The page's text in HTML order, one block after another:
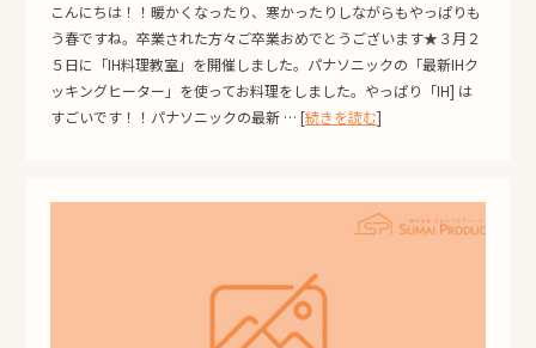
こんにちは！！暖かくなったり、寒かったりしながらもやっぱりも
う春ですね。卒業された方々ご卒業おめでとうございます★３月２
５日に「IH料理教室」を開催しました。パナソニックの「最新IHク
ッキングヒーター」を使ってお料理をしました。やっぱり「IH] は
すごいです！！パナソニックの最新 … [続きを読む]